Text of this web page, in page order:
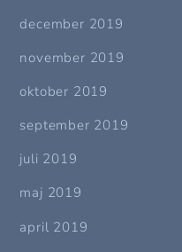
december 2019
november 2019
oktober 2019
september 2019
juli 2019
maj 2019
april 2019